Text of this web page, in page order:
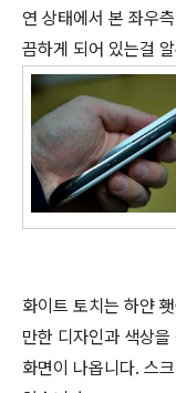
연 상태에서 본 좌우
끔하게 되어 있는걸
화이트 토치는 하얀
만한 디자인과 색상
화면이 나옵니다. 스